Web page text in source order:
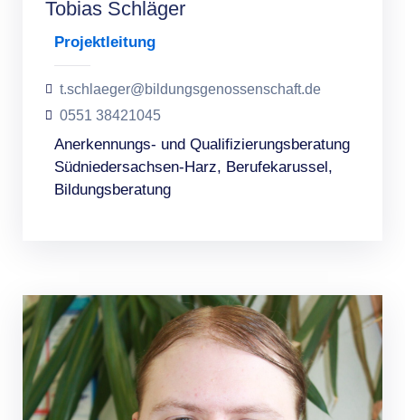
Tobias Schläger
Projektleitung
t.schlaeger@bildungsgenossenschaft.de
0551 38421045
Anerkennungs- und Qualifizierungsberatung
Südniedersachsen-Harz, Berufekarussel,
Bildungsberatung